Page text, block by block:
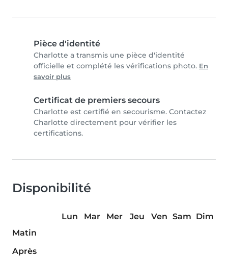
Pièce d'identité
Charlotte a transmis une pièce d'identité
officielle et complété les vérifications photo. En
savoir plus
Certificat de premiers secours
Charlotte est certifié en secourisme. Contactez
Charlotte directement pour vérifier les
certifications.
Disponibilité
Lun Mar Mer Jeu Ven Sam Dim
Matin
Après